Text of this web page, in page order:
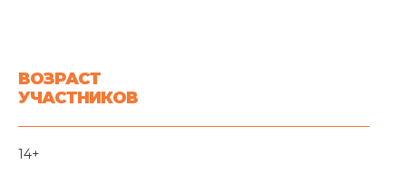
ВОЗРАСТ
УЧАСТНИКОВ
14+